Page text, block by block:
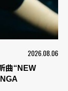
2026.08.06
曲“NEW